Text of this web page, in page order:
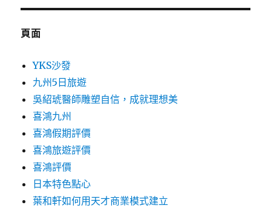
鍵
頁面
YKS沙發
九州5日旅遊
吳紹琥醫師雕塑自信，成就理想美
喜鴻九州
喜鴻假期評價
喜鴻旅遊評價
喜鴻評價
日本特色點心
葉和軒如何用天才商業模式建立